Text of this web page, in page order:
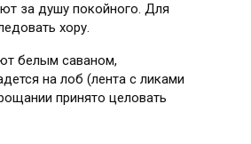
за душу покойного. Для
хору.
белым саваном,
на лоб (лента с ликами
принято целовать